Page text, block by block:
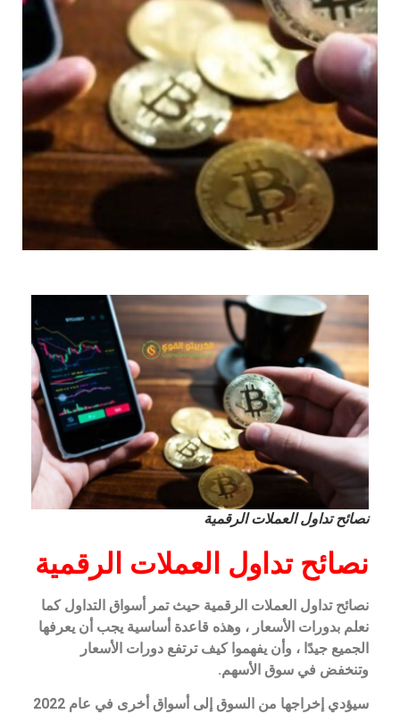
نصائح تداول العملات الرقمية
نصائح تداول العملات الرقمية
نصائح تداول العملات الرقمية حيث تمر أسواق التداول كما
نعلم بدورات الأسعار ، وهذه قاعدة أساسية يجب أن يعرفها
الجميع جيدًا ، وأن يفهموا كيف ترتفع دورات الأسعار
وتنخفض في سوق الأسهم.
سيؤدي إخراجها من السوق إلى أسواق أخرى في عام 2022